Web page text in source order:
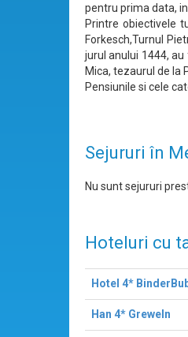
pentru prima data,
Printre obiectivele
Forkesch,Turnul
jurul anului 1444,
Mica, tezaurul de la
Pensiunile si cele
Sejururi în
Nu sunt sejururi
Hoteluri cu
Hotel 4*
Han 4* Greweln